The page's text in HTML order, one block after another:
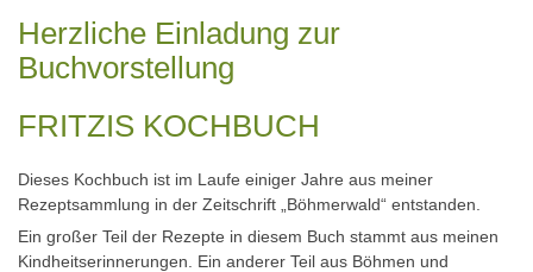
Herzliche Einladung zur
Buchvorstellung
FRITZIS KOCHBUCH
Dieses Kochbuch ist im Laufe einiger Jahre aus meiner
Rezeptsammlung in der Zeitschrift „Böhmerwald“ entstanden.
Ein großer Teil der Rezepte in diesem Buch stammt aus meinen
Kindheitserinnerungen. Ein anderer Teil aus Böhmen und